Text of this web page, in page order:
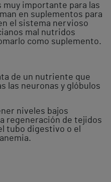
muy importante para las
en suplementos para
el sistema nervioso
mal nutridos
como suplemento.
de un nutriente que
las neuronas y glóbulos
niveles bajos
regeneración de tejidos
tubo digestivo o el